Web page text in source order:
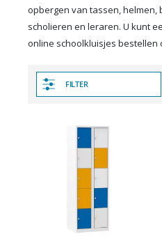
opbergen van tassen, helmen,
scholieren en leraren. U kunt
online schoolkluisjes
FILTER